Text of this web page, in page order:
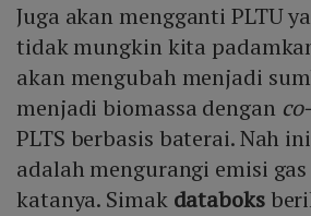
Juga akan mengganti PLTU
tidak mungkin kita
akan mengubah menjadi
menjadi biomassa dengan
PLTS berbasis baterai. Nah
adalah mengurangi emisi
katanya. Simak databoks